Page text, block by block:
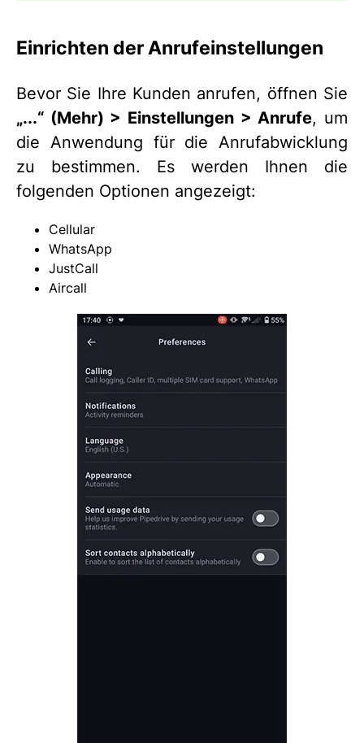
Einrichten der Anrufeinstellungen
Bevor Sie Ihre Kunden anrufen, öffnen Sie
„...“ (Mehr) > Einstellungen > Anrufe, um
die Anwendung für die Anrufabwicklung
zu bestimmen. Es werden Ihnen die
folgenden Optionen angezeigt:
Cellular
WhatsApp
JustCall
Aircall